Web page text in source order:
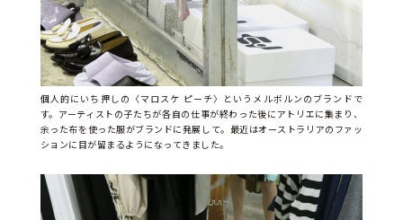
個人的にいち押しの〈マロスケ ピーチ〉というメルボルンのブランドで
す。アーティストの子たちが各自の仕事が終わった後にアトリエに集まり、
余った布を使った服がブランドに発展して。最近はオーストラリアのファッ
ションに目が留まるようになってきました。